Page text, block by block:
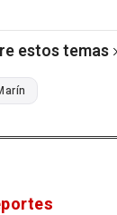
estos temas